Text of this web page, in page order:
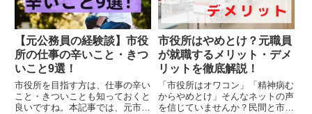
【元公務員の経験談】市役
所の仕事の辛いこと・きつ
いこと9選！
市役所を目指す方は、仕事の辛い
こと・きついことも知っておくと
良いですね。本記事では、元市役
市役所はやめとけ？元職員
が就職するメリット・デメ
リットを徹底解説！
「市役所はオワコン」「精神病む
からやめとけ」そんなネットの声
を信じていませんか？民間と市役